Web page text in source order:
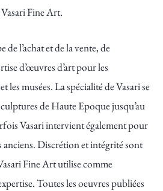
Fine Art.
de l’achat et de la vente, de
d’œuvres d’art pour les
les musées. La spécialité de Vasari se
de Haute Epoque jusqu’au
Vasari intervient également pour
anciens. Discrétion et intégrité sont
Fine Art utilise comme
Toutes les oeuvres publiées